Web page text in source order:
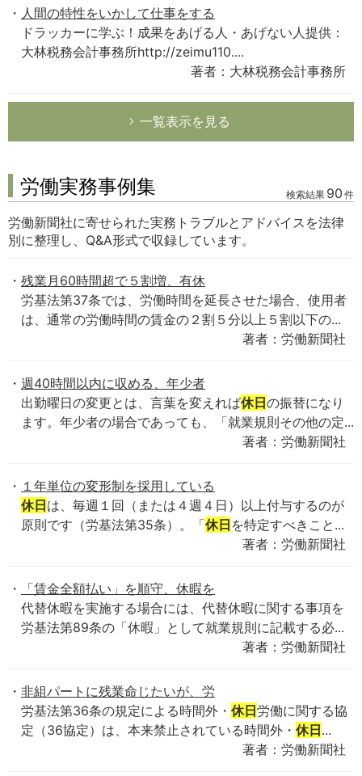
人間の特性をいかして仕事をする
ドラッカーに学ぶ！成果をあげる人・あげない人提供：
大林税務会計事務所http://zeimu110....
著者：大林税務会計事務所
一覧表示を見る
労働実務事例集 検索結果 90 件
労働新聞社に寄せられた実務トラブルとアドバイスを法律
別に整理し、Q&A形式で収録しています。
残業月60時間超で５割増、有休
労基法第37条では、労働時間を延長させた場合、使用者
は、通常の労働時間の賃金の２割５分以上５割以下の...
著者：労働新聞社
週40時間以内に収める、年少者
出勤曜日の変更とは、言葉を変えれば休日の振替になり
ます。年少者の場合であっても、「就業規則その他の定...
著者：労働新聞社
１年単位の変形制を採用している
休日は、毎週１回（または４週４日）以上付与するのが
原則です（労基法第35条）。「休日 を特定すべきこと...
著者：労働新聞社
「賃金全額払い」を順守、休暇を
代替休暇を実施する場合には、代替休暇に関する事項を
労基法第89条の「休暇」として就業規則に記載する必...
著者：労働新聞社
非組パートに残業命じたいが、労
労基法第36条の規定による時間外・ 休日労働に関する協
定（36協定）は、本来禁止されている時間外・ 休日...
著者：労働新聞社